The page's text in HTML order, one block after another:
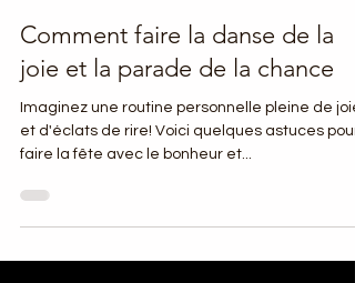
Comment faire la danse de la
joie et la parade de la chance
Imaginez une routine personnelle pleine de joie
et d'éclats de rire! Voici quelques astuces pour